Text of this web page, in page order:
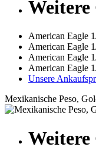
American Eagle
American Eagle
American Eagle
American Eagle
Unsere
Mexikanische Peso,